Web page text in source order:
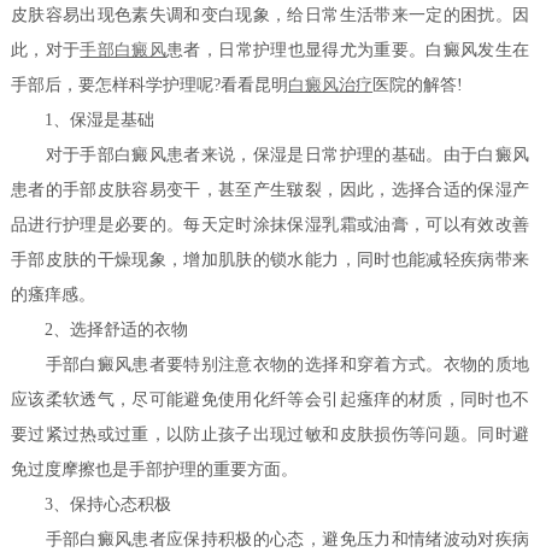
皮肤容易出现色素失调和变白现象，给日常生活带来一定的困扰。因
此，对于手部白癜风患者，日常护理也显得尤为重要。白癜风发生在
手部后，要怎样科学护理呢?看看昆明 白癜风治疗 医院的解答!
1、保湿是基础
对于手部白癜风患者来说，保湿是日常护理的基础。由于白癜风
患者的手部皮肤容易变干，甚至产生皲裂，因此，选择合适的保湿产
品进行护理是必要的。每天定时涂抹保湿乳霜或油膏，可以有效改善
手部皮肤的干燥现象，增加肌肤的锁水能力，同时也能减轻疾病带来
的瘙痒感。
2、选择舒适的衣物
手部白癜风患者要特别注意衣物的选择和穿着方式。衣物的质地
应该柔软透气，尽可能避免使用化纤等会引起瘙痒的材质，同时也不
要过紧过热或过重，以防止孩子出现过敏和皮肤损伤等问题。同时避
免过度摩擦也是手部护理的重要方面。
3、保持心态积极
手部白癜风患者应保持积极的心态，避免压力和情绪波动对疾病